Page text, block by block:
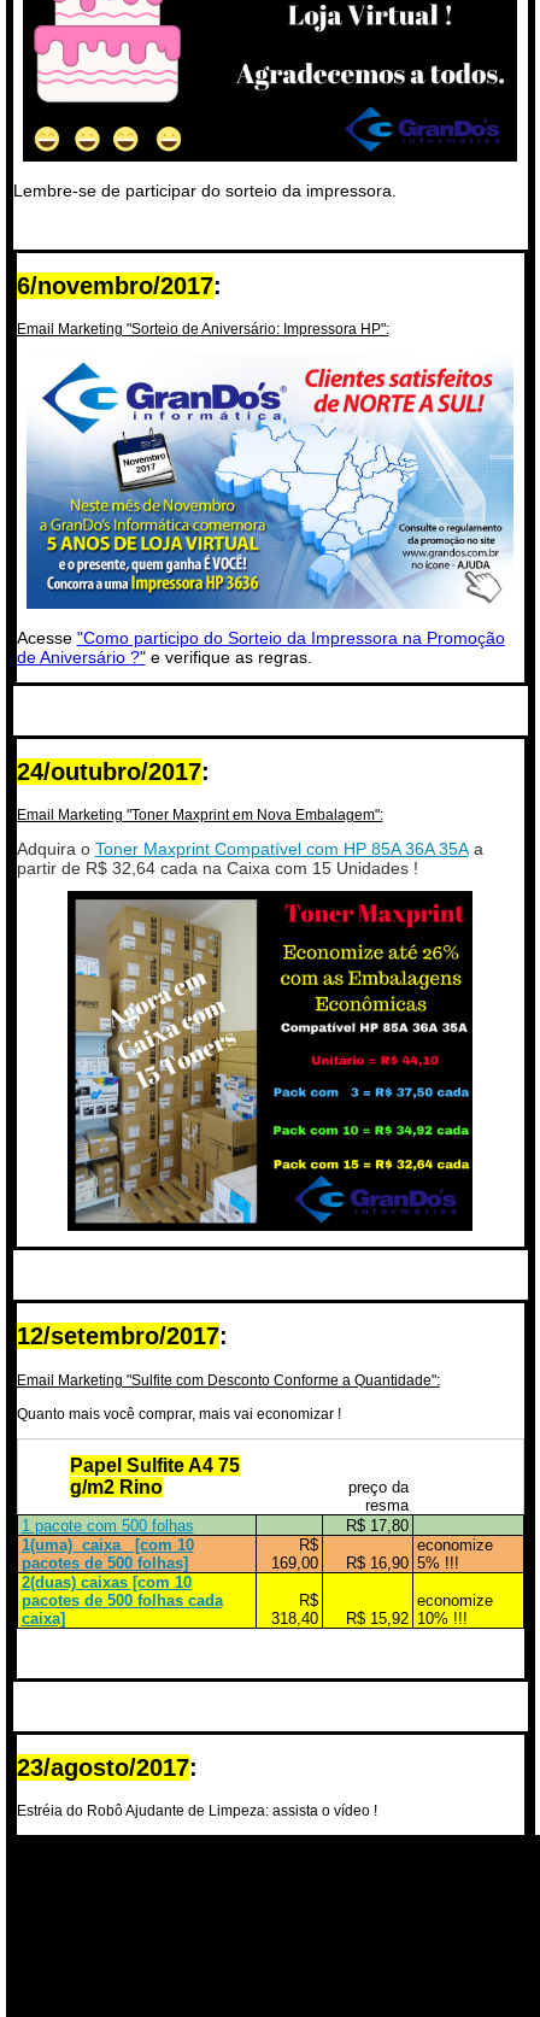
Lembre-se de participar do sorteio da impressora.
6/novembro/2017:
Email Marketing "Sorteio de Aniversário: Impressora HP":
Acesse "Como participo do Sorteio da Impressora na Promoção
de Aniversário ?"e verifique as regras.
24/outubro/2017:
Email Marketing "Toner Maxprint em Nova Embalagem":
Adquira o Toner Maxprint Compatível com HP 85A 36A 35Aa
partir de R$ 32,64 cada na Caixa com 15 Unidades !
12/setembro/2017:
Email Marketing "Sulfite com Desconto Conforme a Quantidade":
Quanto mais você comprar, mais vai economizar !
Papel Sulfite A4 75
g/m2 Rino
preço da
resma
1 pacote com 500 folhas
R$ 17,80
1(uma) caixa [com 10
pacotes de 500 folhas]
R$
169,00
R$ 16,90
economize
5% !!!
2(duas) caixas [com 10
pacotes de 500 folhas cada
caixa]
R$
318,40
R$ 15,92
economize
10% !!!
23/agosto/2017:
Estréia do Robô Ajudante de Limpeza: assista o vídeo !